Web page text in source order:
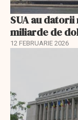
SUA au
miliarde de
12 FEBRUARIE 2026